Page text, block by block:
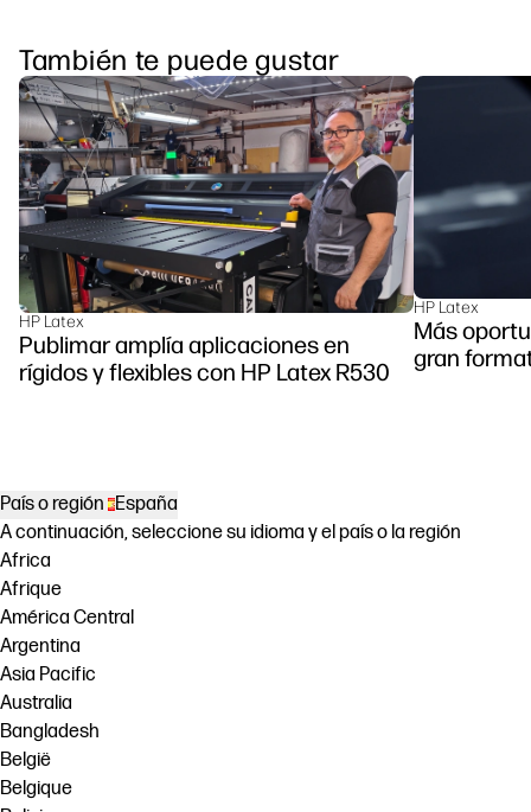
También te puede gustar
HP Latex
Publimar amplía aplicaciones en
rígidos y flexibles con HP Latex R530
HP Latex
Más
gran
País o región España
A continuación, seleccione su idioma y el país o la región
Africa
Afrique
América Central
Argentina
Asia Pacific
Australia
Bangladesh
België
Belgique